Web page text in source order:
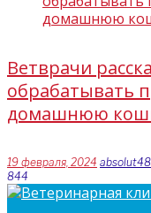
Ветврачи
обрабатывать
домашнюю
19 февраля, 2024 absolut48
844